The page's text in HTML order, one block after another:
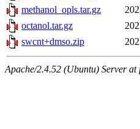
methanol_opls.tar.gz
octanol.tar.gz
swcnt+dmso.zip
Apache/2.4.52 (Ubuntu) Server